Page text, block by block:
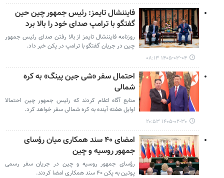
فایننشال تایمز: رئیس جمهور چین حین
گفتگو با ترامپ صدای خود را بالا برد
روزنامه فایننشال تایمز از بالا رفتن صدای رئیس جمهور
چین در جریان گفتگو با ترامپ در پکن خبر داد.
۱۴۰۵-۰۳-۰۴ ۰۸:۱۳
احتمال سفر «شی جین پینگ» به کره
شمالی
منابع آگاه اعلام کردند که رئیس جمهور چین احتمالا
اوایل هفته آینده به کره شمالی سفر خواهد کرد.
۱۴۰۵-۰۲-۳۰ ۲۰:۵۳
امضای ۴۰ سند همکاری میان رؤسای
جمهور روسیه و چین
رؤسای جمهور روسیه و چین در جریان سفر رسمی
پوتین به پکن ۴۰ سند همکاری امضا کردند.